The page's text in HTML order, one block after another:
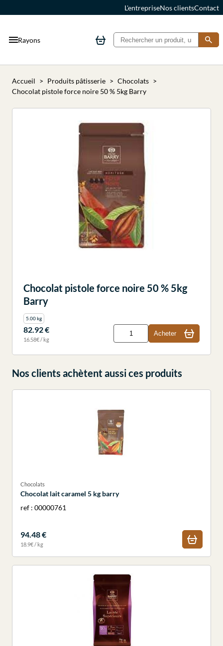
L'entrepriseNos clientsContact
Rayons
Accueil Produits pâtisserie
Chocolats
Chocolat pistole force noire 50 % 5kg Barry
Chocolat pistole force noire 50 % 5kg
Barry
5.00 kg
82.92 €
16.58€ / kg
Acheter
Nos clients achètent aussi ces produits
Chocolats
Chocolat lait caramel 5 kg barry
ref : 00000761
94.48 €
18.9€ / kg